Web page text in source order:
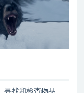
找和检查物品、